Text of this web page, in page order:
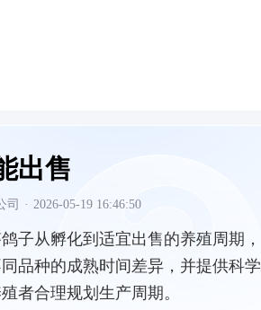
出售
司 · 2026-05-19 16:46:50
子从孵化到适宜出售的养殖周期，
品种的成熟时间差异，并提供科学
者合理规划生产周期。